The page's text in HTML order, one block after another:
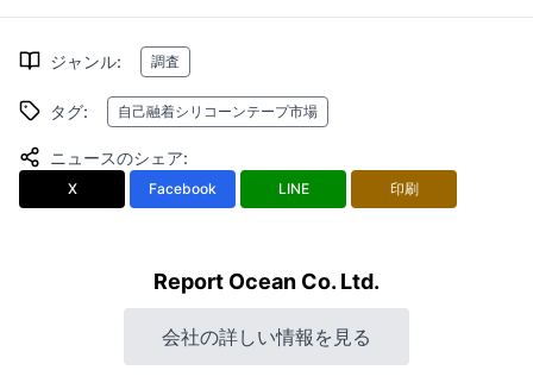
ジャンル: 調査
タグ: 自己融着シリコーンテープ市場
ニュースのシェア:
X Facebook LINE 印刷
Report Ocean Co. Ltd.
会社の詳しい情報を見る